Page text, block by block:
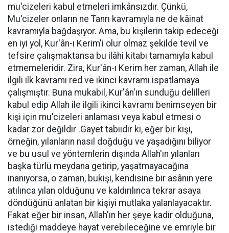
mu'cizeleri kabul etmeleri imkânsızdır. Çünkü,
Mu'cizeler onların ne Tanrı kavramıyla ne de kâinat
kavramıyla bağdaşıyor. Ama, bu kişilerin takip edeceği
en iyi yol, Kur'ân-ı Kerim'i olur olmaz şekilde tevil ve
tefsire çalışmaktansa bu ilâhi kitabı tamamıyla kabul
etmemeleridir. Zira, Kur'ân-ı Kerim her zaman, Allah ile
ilgili ilk kavramı red ve ikinci kavramı ispatlamaya
çalışmıştır. Buna mukabil, Kur'ân'ın sunduğu delilleri
kabul edip Allah ile ilgili ikinci kavramı benimseyen bir
kişi için mu'cizeleri anlaması veya kabul etmesi o
kadar zor değildir .Gayet tabiidir ki, eğer bir kişi,
örneğin, yılanların nasıl doğduğu ve yaşadığını biliyor
ve bu usul ve yöntemlerin dışında Allah'ın yılanları
başka türlü meydana getirip, yaşatmayacağına
inanıyorsa, o zaman, bukişi, kendisine bir asânın yere
atılınca yılan olduğunu ve kaldırılınca tekrar asaya
döndüğünü anlatan bir kişiyi mutlaka yalanlayacaktır.
Fakat eğer bir insan, Allah'ın her şeye kadir olduğuna,
istediği maddeye hayat verebileceğine ve emriyle bir